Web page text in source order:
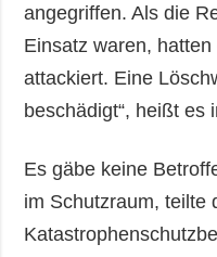
angegriffen. Als die
Einsatz waren,
attackiert. Eine
beschädigt“, heißt es
Es gäbe keine
im Schutzraum, teilte